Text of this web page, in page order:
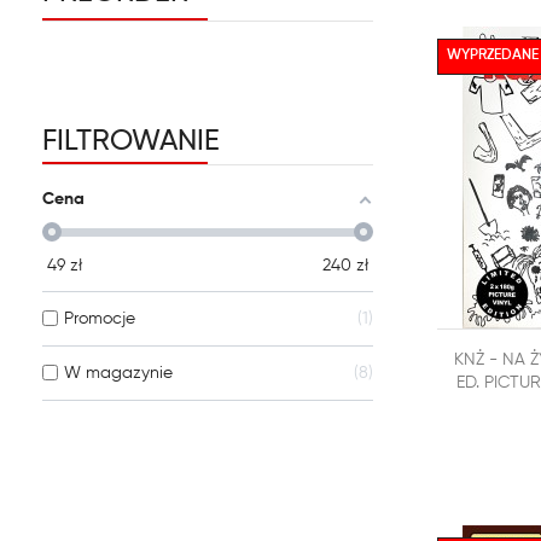
FILTROWANIE
Cena
49 zł 240 zł
Promocje
W magazynie 8 DODAJ
KNŻ - NA
ED.
WYPRZEDANE